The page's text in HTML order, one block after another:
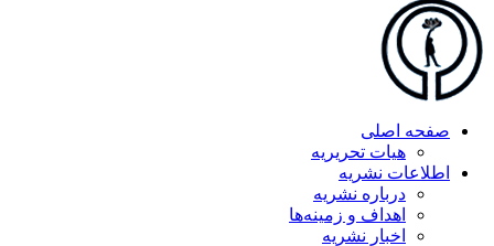
صفحه اصلی
هیات تحریریه
اطلاعات نشریه
درباره نشریه
اهداف و زمینه‌ها
اخبار نشریه